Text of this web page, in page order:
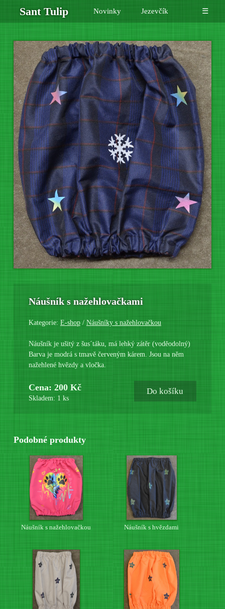
Sant Tulip Novinky Jezevčík ☰
Náušník s nažehlovačkami
Kategorie: E-shop/ Náušníky s nažehlovačkou
Náušník je ušitý z šus´táku, má lehký zátěr (voděodolný)
Barva je modrá s tmavě červeným kárem. Jsou na něm
nažehlené hvězdy a vločka.
Cena: 200 Kč
Skladem: 1 ks
Do košíku
Podobné produkty
Náušník s nažehlovačkou Náušník s hvězdami